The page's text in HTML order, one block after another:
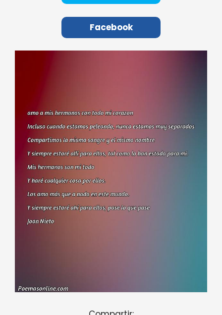
Facebook